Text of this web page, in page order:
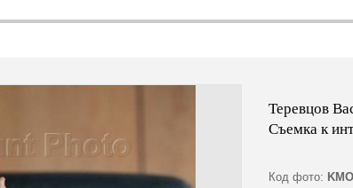
Теревцов
Съемка к
Код фото: